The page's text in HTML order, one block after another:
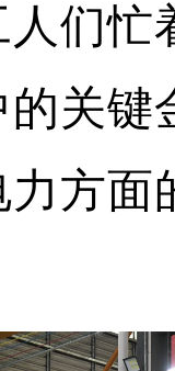
们
关
方